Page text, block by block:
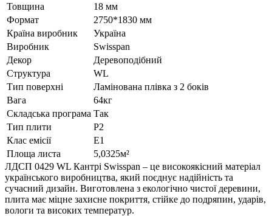
Товщина
18 мм
Формат
2750*1830 мм
Країна виробник
Україна
Виробник
Swisspan
Декор
Деревоподібний
Структура
WL
Тип поверхні
Ламінована плівка з 2 боків
Вага
64кг
Складська програма Так
Тип плити
P2
Клас емісії
E1
Площа листа
5,0325м²
ЛДСП 0429 WL Кантрі Swisspan – це високоякісний матеріал
українського виробництва, який поєднує надійність та
сучасний дизайн. Виготовлена з екологічно чистої деревини,
плита має міцне захисне покриття, стійке до подряпин, ударів,
вологи та високих температур.